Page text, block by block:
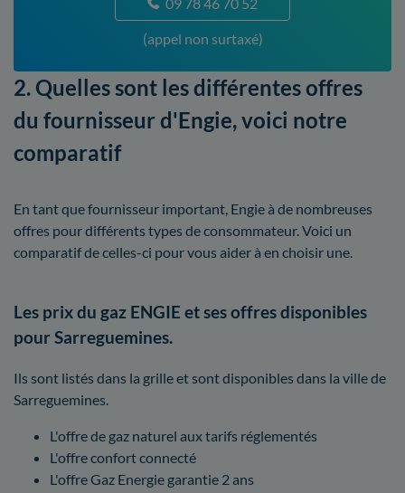
(appel non surtaxé)
2. Quelles sont les différentes offres
du fournisseur d'Engie, voici notre
comparatif
En tant que fournisseur important, Engie à de nombreuses
offres pour différents types de consommateur. Voici un
comparatif de celles-ci pour vous aider à en choisir une.
Les prix du gaz ENGIE et ses offres disponibles
pour Sarreguemines.
Ils sont listés dans la grille et sont disponibles dans la ville de
Sarreguemines.
L'offre de gaz naturel aux tarifs réglementés
L'offre confort connecté
L'offre Gaz Energie garantie 2 ans